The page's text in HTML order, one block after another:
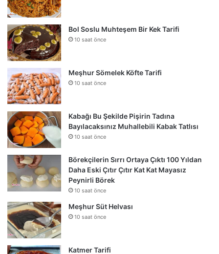
Bol Soslu Muhteşem Bir Kek Tarifi
10 saat önce
Meşhur Sömelek Köfte Tarifi
10 saat önce
Kabağı Bu Şekilde Pişirin Tadına
Bayılacaksınız Muhallebili Kabak Tatlısı
10 saat önce
Börekçilerin Sırrı Ortaya Çıktı 100 Yıldan
Daha Eski Çıtır Çıtır Kat Kat Mayasız
Peynirli Börek
10 saat önce
Meşhur Süt Helvası
10 saat önce
Katmer Tarifi